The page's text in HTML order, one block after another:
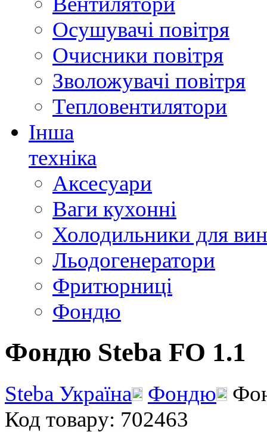
Осушувачі повітря
Очисники повітря
Зволожувачі повітря
Тепловентилятори
Інша
техніка
Аксесуари
Ваги кухонні
Холодильники для
Льодогенератори
Фритюрниці
Фондю
Фондю Steba FO 1.1
Steba Україна Фондю
Код товару: 702463